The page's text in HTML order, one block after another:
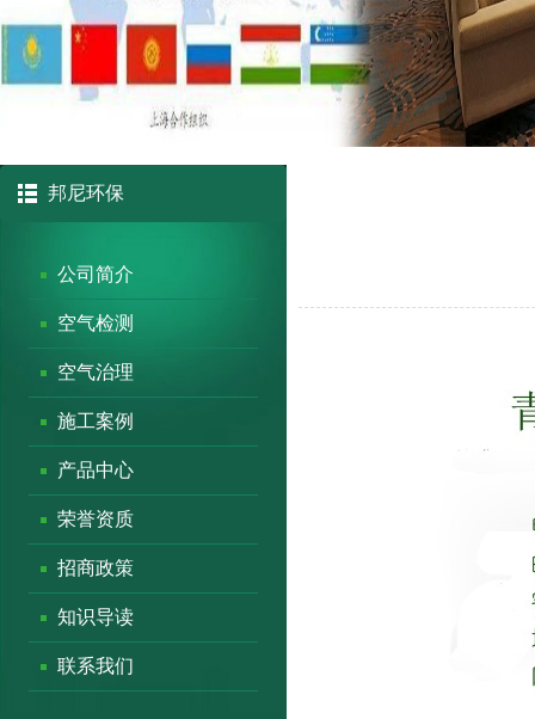
邦尼环保
公司简介
空气检测
空气治理
施工案例
产品中心
荣誉资质
招商政策
知识导读
联系我们